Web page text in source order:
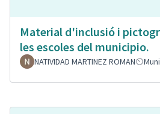
Material d'inclusió i
les escoles del municipio.
NATIVIDAD MARTINEZ ROMAN